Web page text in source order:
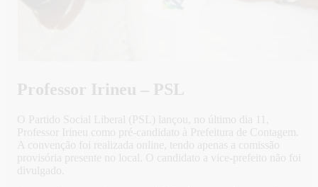
Professor Irineu – PSL
O Partido Social Liberal (PSL) lançou, no último dia 11,
Professor Irineu como pré-candidato à Prefeitura de Contagem.
A convenção foi realizada online, tendo apenas a comissão
provisória presente no local. O candidato a vice-prefeito não foi
divulgado.